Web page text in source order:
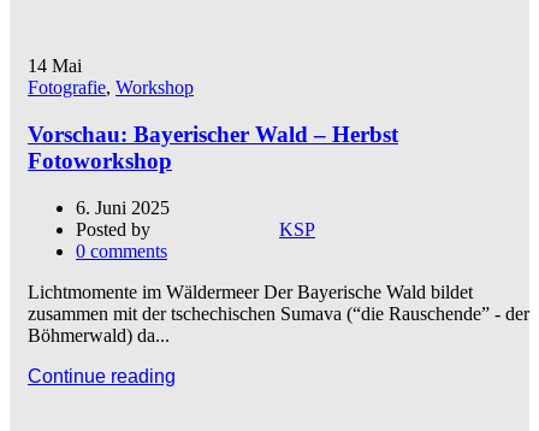
14 Mai
Fotografie, Workshop
Vorschau: Bayerischer Wald – Herbst
Fotoworkshop
6. Juni 2025
Posted by
KSP
0 comments
Lichtmomente im Wäldermeer Der Bayerische Wald bildet
zusammen mit der tschechischen Sumava (“die Rauschende” - der
Böhmerwald) da...
Continue reading